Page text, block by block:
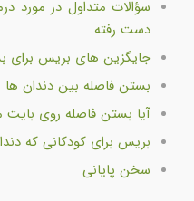
سؤالات متداول در مورد
دست رفته
جایگزین های بریس برای
بستن فاصله بین دندان
آیا بستن فاصله روی بایت
بریس برای کودکانی که
سخن پایانی